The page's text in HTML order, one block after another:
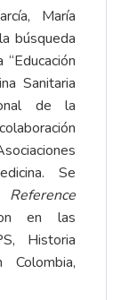
María
búsqueda
Sanitaria
de la
Se
Reference
en las
Historia
Colombia,